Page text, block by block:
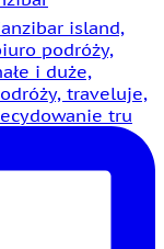
tru